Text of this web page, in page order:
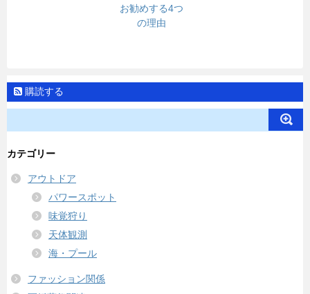
お勧めする4つ
の理由
購読する
カテゴリー
アウトドア
パワースポット
味覚狩り
天体観測
海・プール
ファッション関係